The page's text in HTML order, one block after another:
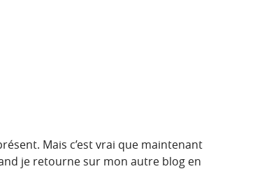
Mais c’est vrai que maintenant
je retourne sur mon autre blog en